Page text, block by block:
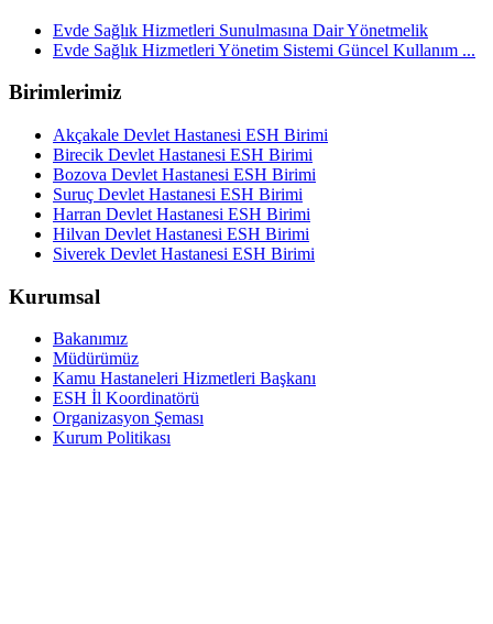
Evde Sağlık Hizmetleri Sunulmasına Dair Yönetmelik
Evde Sağlık Hizmetleri Yönetim Sistemi Güncel Kullanım ...
Birimlerimiz
Akçakale Devlet Hastanesi ESH Birimi
Birecik Devlet Hastanesi ESH Birimi
Bozova Devlet Hastanesi ESH Birimi
Suruç Devlet Hastanesi ESH Birimi
Harran Devlet Hastanesi ESH Birimi
Hilvan Devlet Hastanesi ESH Birimi
Siverek Devlet Hastanesi ESH Birimi
Kurumsal
Bakanımız
Müdürümüz
Kamu Hastaneleri Hizmetleri Başkanı
ESH İl Koordinatörü
Organizasyon Şeması
Kurum Politikası